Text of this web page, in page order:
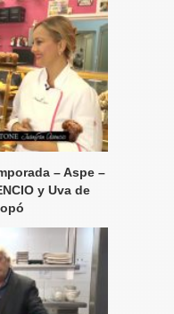
– Aspe –
y Uva de